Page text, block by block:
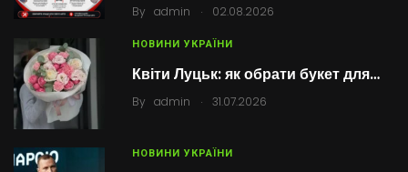
By admin . 02.08.2026
НОВИНИ УКРАЇНИ
Квіти Луцьк: як обрати букет для…
By admin . 31.07.2026
НОВИНИ УКРАЇНИ